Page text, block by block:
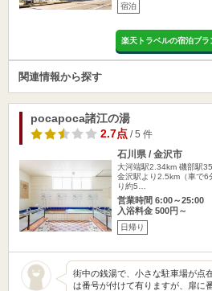
宿泊
楽天トラベルの宿泊プラ
関連情報から探す
pocapoca諸江の湯
2.7点/ 5 件
石川県 / 金沢市
大河端駅2.34km 磯部駅
金沢駅より2.5km（車で
り約5…
営業時間 6:00～25:00
入浴料金 500円～
日帰り
街中の銭湯で、小さな駐車場が点
は番号が付けて有りますが、扉に